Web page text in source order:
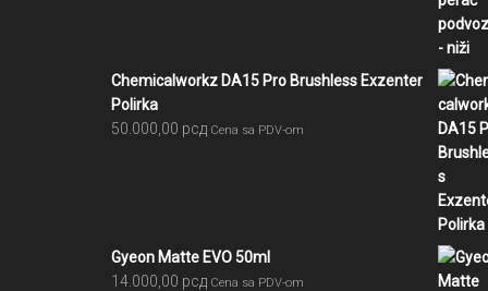
Chemicalworkz DA15 Pro Brushless Exzenter
Polirka
50.000,00 рсд Cena sa PDV-om
Gyeon Matte EVO 50ml
14.000,00 рсд Cena sa PDV-om